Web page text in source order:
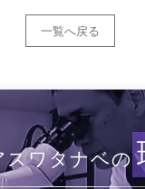
一覧へ戻る
スワタナベの